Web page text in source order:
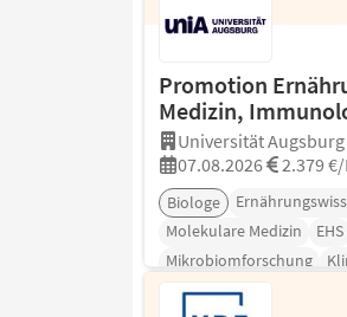
Promotion
Medizin,
Universität Augsburg
07.08.2026
2.379
Biologe
Molekulare Medizin
EHS
Mikrobiomforschung